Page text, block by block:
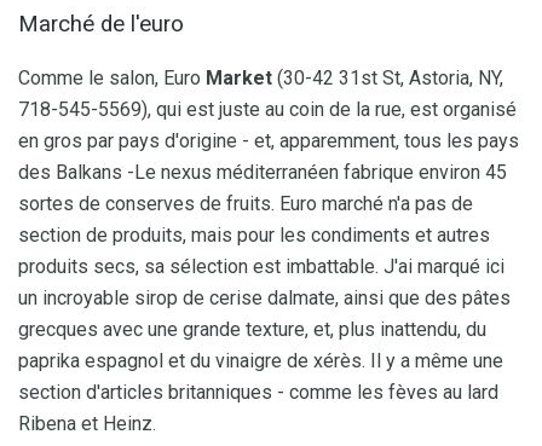
Marché de l'euro
Comme le salon, Euro Market (30-42 31st St, Astoria, NY,
718-545-5569), qui est juste au coin de la rue, est organisé
en gros par pays d'origine - et, apparemment, tous les pays
des Balkans -Le nexus méditerranéen fabrique environ 45
sortes de conserves de fruits. Euro marché n'a pas de
section de produits, mais pour les condiments et autres
produits secs, sa sélection est imbattable. J'ai marqué ici
un incroyable sirop de cerise dalmate, ainsi que des pâtes
grecques avec une grande texture, et, plus inattendu, du
paprika espagnol et du vinaigre de xérès. Il y a même une
section d'articles britanniques - comme les fèves au lard
Ribena et Heinz.